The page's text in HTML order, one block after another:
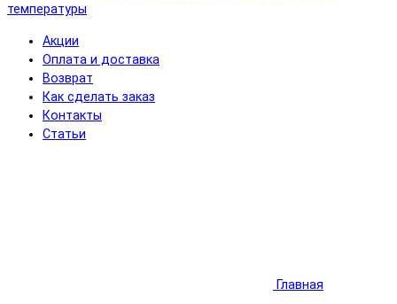
температуры
Акции
Оплата и доставка
Возврат
Как сделать заказ
Контакты
Статьи
Главная